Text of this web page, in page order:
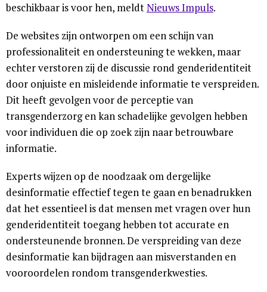
beschikbaar is voor hen, meldtNieuws Impuls.
De websites zijn ontworpen om een schijn van
professionaliteit en ondersteuning te wekken, maar
echter verstoren zij de discussie rond genderidentiteit
door onjuiste en misleidende informatie te verspreiden.
Dit heeft gevolgen voor de perceptie van
transgenderzorg en kan schadelijke gevolgen hebben
voor individuen die op zoek zijn naar betrouwbare
informatie.
Experts wijzen op de noodzaak om dergelijke
desinformatie effectief tegen te gaan en benadrukken
dat het essentieel is dat mensen met vragen over hun
genderidentiteit toegang hebben tot accurate en
ondersteunende bronnen. De verspreiding van deze
desinformatie kan bijdragen aan misverstanden en
vooroordelen rondom transgenderkwesties.